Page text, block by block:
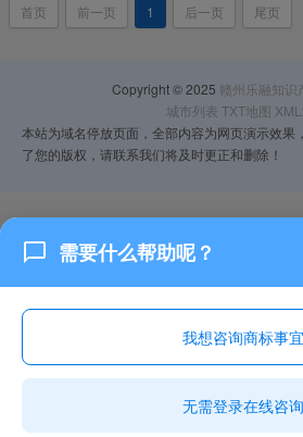
首页 前一页 1 后一页 尾页
Copyright © 2025 赣州乐融知识
城市列表 TXT地图
本站为域名停放页面，全部内容为网页演示效果
了您的版权，请联系我们将及时更正和删除！
需要什么帮助呢？
我想咨询商标事宜
无需登录在线咨询